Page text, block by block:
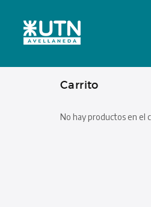
Carrito
No hay productos en el